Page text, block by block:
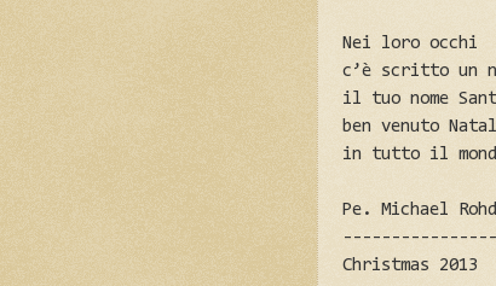
Nei loro occhi
c’è scritto un
il tuo nome
ben venuto
in tutto il
Pe. Michael
Christmas 2013